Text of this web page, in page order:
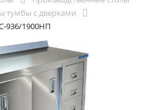
тумбы с дверками
936/1900НП